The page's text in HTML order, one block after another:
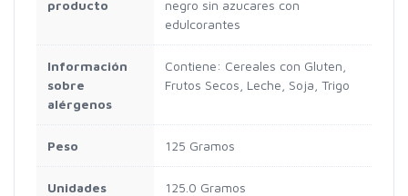
producto
negro sin azucares con
edulcorantes
Información
sobre
alérgenos
‎Contiene: Cereales con Gluten,
Frutos Secos, Leche, Soja, Trigo
Peso ‎125 Gramos
Unidades ‎125.0 Gramos